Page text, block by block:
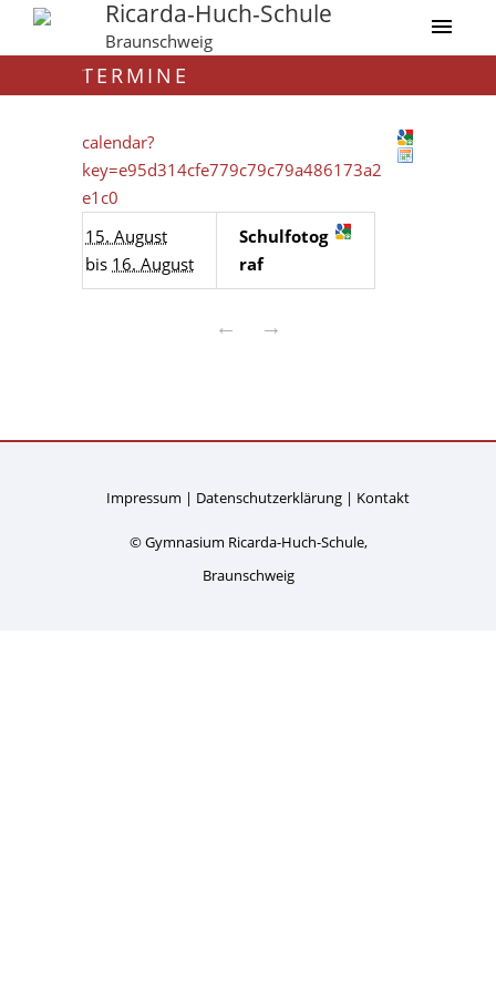
Ricarda-Huch-Schule
Braunschweig
TERMINE
calendar?
key=e95d314cfe779c79c79a486173a2
e1c0
15. August
bis 16. August
Schulfotog
raf
← →
Impressum Datenschutzerklärung Kontakt
© Gymnasium Ricarda-Huch-Schule,
Braunschweig